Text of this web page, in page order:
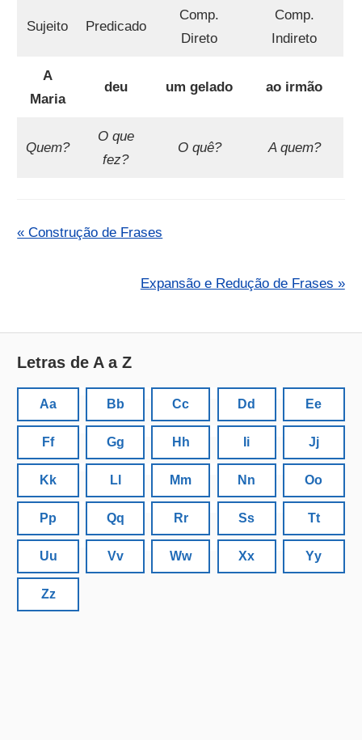
Sujeito Predicado
Comp.
Direto
Comp.
Indireto
A
Maria
deu um gelado ao irmão
Quem?
O que
fez?
O quê? A quem?
« Construção de Frases
Expansão e Redução de Frases »
Letras de A a Z
Aa Bb Cc Dd Ee
Ff Gg Hh Ii Jj
Kk Ll Mm Nn Oo
Pp Qq Rr Ss Tt
Uu Vv Ww Xx Yy
Zz